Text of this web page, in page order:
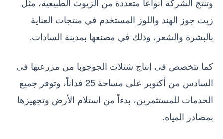
زيت جوز الهند واللوز المستخدم في منتجات العناية
بالبشرة والشعر، وذلك في مصنعها بمدينة السادات.
كما تتخصص في إنتاج شتلات الجوجوبا من مزرعتها في
السادس من أكتوبر على مساحة 25 فداناً، وتوفر جميع
الخدمات للمستثمرين، بدءاً من استلام الأرض وتجهيزها
بمصادر المياه.